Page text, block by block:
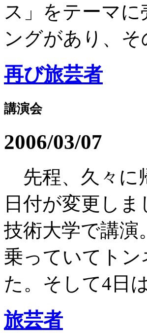
ス」をテーマ
ングがあり、
再び旅芸者
講演会
2006/03/07
先程、久々に
日付が変更し
技術大学で講演
乗っていてト
た。そして4日
旅芸者